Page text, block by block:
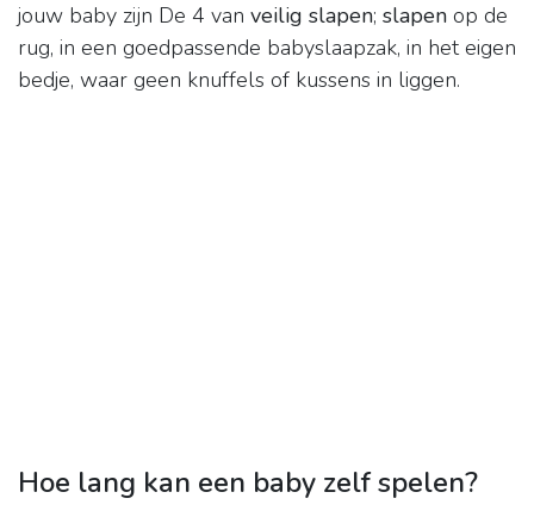
jouw baby zijn De 4 van veilig slapen; slapen op de
rug, in een goedpassende babyslaapzak, in het eigen
bedje, waar geen knuffels of kussens in liggen.
Hoe lang kan een baby zelf spelen?